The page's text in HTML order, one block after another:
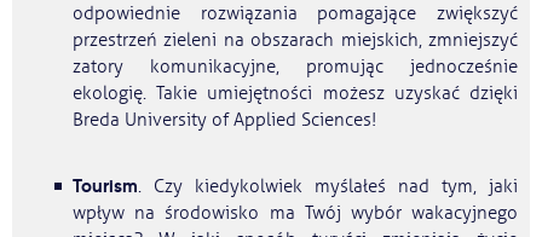
odpowiednie rozwiązania pomagające zwiększyć
przestrzeń zieleni na obszarach miejskich, zmniejszyć
zatory komunikacyjne, promując jednocześnie
ekologię. Takie umiejętności możesz uzyskać dzięki
Breda University of Applied Sciences!
Tourism. Czy kiedykolwiek myślałeś nad tym, jaki
wpływ na środowisko ma Twój wybór wakacyjnego